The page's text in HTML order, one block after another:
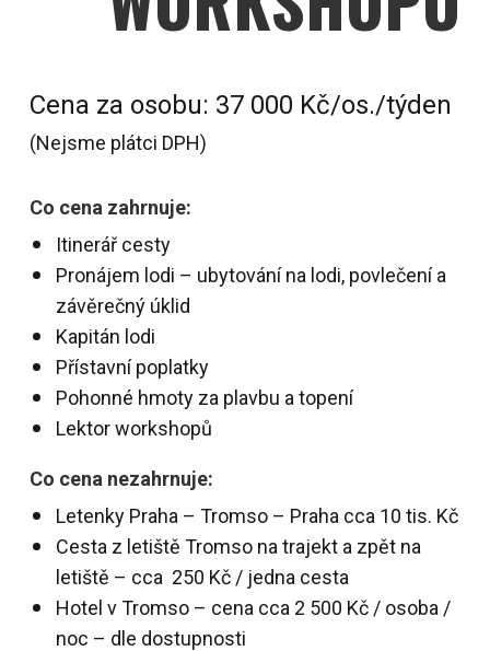
Cena za osobu: 37 000 Kč/os./týden
(Nejsme plátci DPH)
Co cena zahrnuje:
Itinerář cesty
Pronájem lodi – ubytování na lodi, povlečení a
závěrečný úklid
Kapitán lodi
Přístavní poplatky
Pohonné hmoty za plavbu a topení
Lektor workshopů
Co cena nezahrnuje:
Letenky Praha – Tromso – Praha cca 10 tis. Kč
Cesta z letiště Tromso na trajekt a zpět na
letiště – cca 250 Kč / jedna cesta
Hotel v Tromso – cena cca 2 500 Kč / osoba /
noc – dle dostupnosti